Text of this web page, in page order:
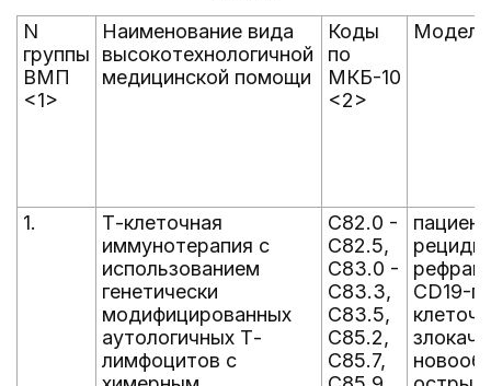
N
группы
ВМП
<1>
Наименование вида
высокотехнологичной
медицинской помощи
Коды
по
МКБ-10
<2>
Модель
1.
Т-клеточная
иммунотерапия с
использованием
генетически
модифицированных
аутологичных Т-
лимфоцитов с
C82.0 -
C82.5,
C83.0 -
C83.3,
C83.5,
C85.2,
C85.7,
CD19-